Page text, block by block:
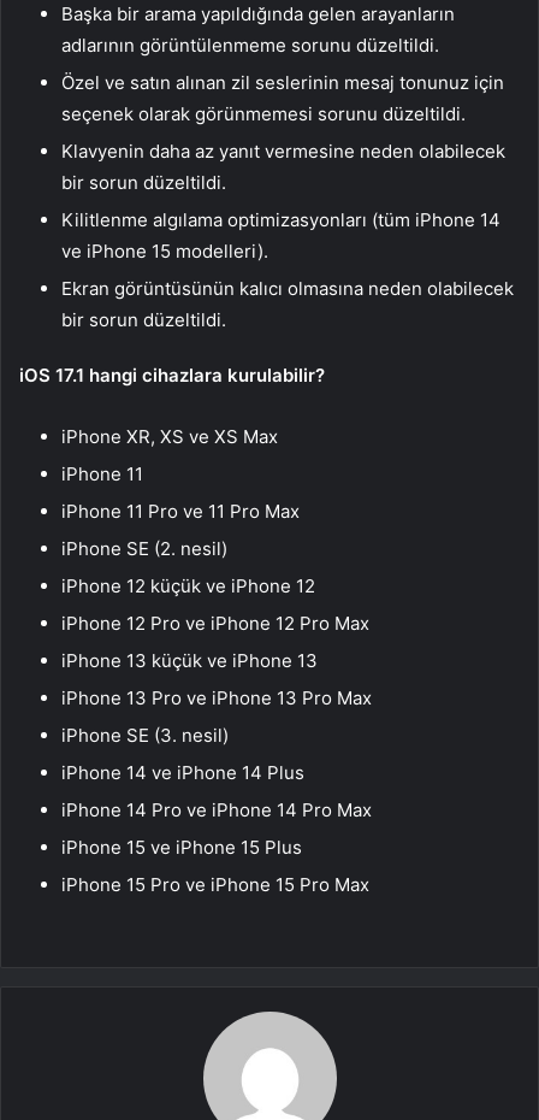
Başka bir arama yapıldığında gelen arayanların
adlarının görüntülenmeme sorunu düzeltildi.
Özel ve satın alınan zil seslerinin mesaj tonunuz için
seçenek olarak görünmemesi sorunu düzeltildi.
Klavyenin daha az yanıt vermesine neden olabilecek
bir sorun düzeltildi.
Kilitlenme algılama optimizasyonları (tüm iPhone 14
ve iPhone 15 modelleri).
Ekran görüntüsünün kalıcı olmasına neden olabilecek
bir sorun düzeltildi.
iOS 17.1 hangi cihazlara kurulabilir?
iPhone XR, XS ve XS Max
iPhone 11
iPhone 11 Pro ve 11 Pro Max
iPhone SE (2. nesil)
iPhone 12 küçük ve iPhone 12
iPhone 12 Pro ve iPhone 12 Pro Max
iPhone 13 küçük ve iPhone 13
iPhone 13 Pro ve iPhone 13 Pro Max
iPhone SE (3. nesil)
iPhone 14 ve iPhone 14 Plus
iPhone 14 Pro ve iPhone 14 Pro Max
iPhone 15 ve iPhone 15 Plus
iPhone 15 Pro ve iPhone 15 Pro Max